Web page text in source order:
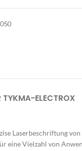
TYKMA-ELECTROX
Laserbeschriftung von
eine Vielzahl von